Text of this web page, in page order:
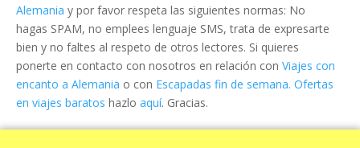
Alemania y por favor respeta las siguientes normas: No
hagas SPAM, no emplees lenguaje SMS, trata de expresarte
bien y no faltes al respeto de otros lectores. Si quieres
ponerte en contacto con nosotros en relación con Viajes con
encanto a Alemania o con Escapadas fin de semana. Ofertas
en viajes baratos hazlo aquí. Gracias.